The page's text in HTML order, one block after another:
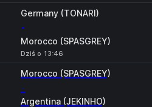
Germany (TONARI)
-
Morocco (SPASGREY)
Dziś o 13:46
Morocco (SPASGREY)
-
Argentina (JEKINHO)